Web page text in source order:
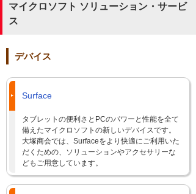
マイクロソフト ソリューション・サービ
ス
デバイス
Surface
タブレットの便利さとPCのパワーと性能を全て
備えたマイクロソフトの新しいデバイスです。
大塚商会では、Surfaceをより快適にご利用いた
だくための、ソリューションやアクセサリーな
どもご用意しています。